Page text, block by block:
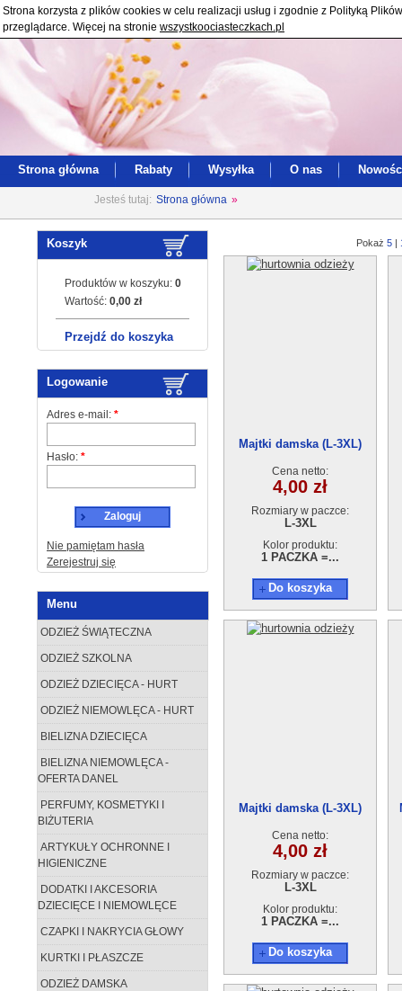
Strona korzysta z plików cookies w celu realizacji usług i zgodnie z Polityką
przeglądarce. Więcej na stronie wszystkoociasteczkach.pl
Strona główna Rabaty Wysyłka O nas
Jesteś tutaj: Strona główna »
Koszyk
Produktów w koszyku: 0
Wartość: 0,00 zł
Przejdź do koszyka
Logowanie
Adres e-mail: *
Hasło: *
Zaloguj
Nie pamiętam hasła
Zerejestruj się
Menu
ODZIEŻ ŚWIĄTECZNA
ODZIEŻ SZKOLNA
ODZIEŻ DZIECIĘCA - HURT
ODZIEŻ NIEMOWLĘCA - HURT
BIELIZNA DZIECIĘCA
BIELIZNA NIEMOWLĘCA -
OFERTA DANEL
PERFUMY, KOSMETYKI I
BIŻUTERIA
ARTYKUŁY OCHRONNE I
HIGIENICZNE
DODATKI I AKCESORIA
DZIECIĘCE I NIEMOWLĘCE
CZAPKI I NAKRYCIA GŁOWY
KURTKI I PŁASZCZE
ODZIEŻ DAMSKA
Pokaż 5 |
Majtki damska (L-3XL)
Cena netto:
4,00 zł
Rozmiary w paczce:
L-3XL
Kolor produktu:
1 PACZKA =...
Do koszyka
Majtki damska (L-3XL)
Cena netto:
4,00 zł
Rozmiary w paczce:
L-3XL
Kolor produktu:
1 PACZKA =...
Do koszyka